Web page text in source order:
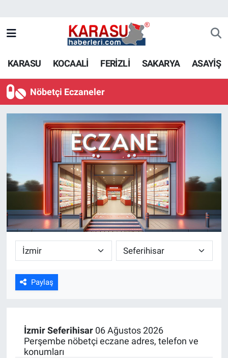
KARASU KOCAALİ FERİZLİ SAKARYA ASAYİŞ
Nöbetçi Eczaneler
Paylaş
İzmir Seferihisar06 Ağustos 2026
Perşembe nöbetçi eczane adres, telefon ve
konumları